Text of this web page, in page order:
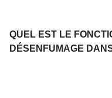
QUEL EST LE
DÉSENFUMAGE